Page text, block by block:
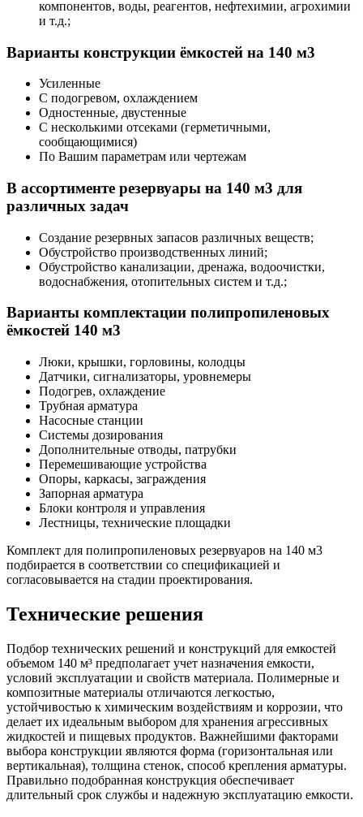
компонентов, воды, реагентов, нефтехимии, агрохимии
и т.д.;
Варианты конструкции ёмкостей на 140 м3
Усиленные
С подогревом, охлаждением
Одностенные, двустенные
С несколькими отсеками (герметичными,
сообщающимися)
По Вашим параметрам или чертежам
В ассортименте резервуары на 140 м3 для
различных задач
Создание резервных запасов различных веществ;
Обустройство производственных линий;
Обустройство канализации, дренажа, водоочистки,
водоснабжения, отопительных систем и т.д.;
Варианты комплектации полипропиленовых
ёмкостей 140 м3
Люки, крышки, горловины, колодцы
Датчики, сигнализаторы, уровнемеры
Подогрев, охлаждение
Трубная арматура
Насосные станции
Системы дозирования
Дополнительные отводы, патрубки
Перемешивающие устройства
Опоры, каркасы, заграждения
Запорная арматура
Блоки контроля и управления
Лестницы, технические площадки
Комплект для полипропиленовых резервуаров на 140 м3
подбирается в соответствии со спецификацией и
согласовывается на стадии проектирования.
Технические решения
Подбор технических решений и конструкций для емкостей
объемом 140 м³ предполагает учет назначения емкости,
условий эксплуатации и свойств материала. Полимерные и
композитные материалы отличаются легкостью,
устойчивостью к химическим воздействиям и коррозии, что
делает их идеальным выбором для хранения агрессивных
жидкостей и пищевых продуктов. Важнейшими факторами
выбора конструкции являются форма (горизонтальная или
вертикальная), толщина стенок, способ крепления арматуры.
Правильно подобранная конструкция обеспечивает
длительный срок службы и надежную эксплуатацию емкости.